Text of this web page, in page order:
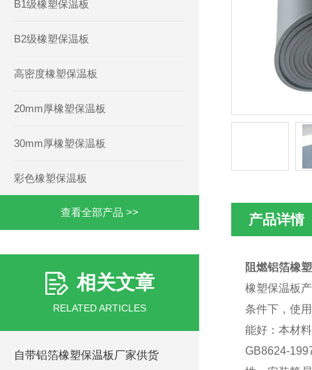
B1级橡塑保温板
B2级橡塑保温板
高密度橡塑保温板
20mm厚橡塑保温板
30mm厚橡塑保温板
彩色橡塑保温板
查看全部产品 >>
相关文章
RELATED ARTICLES
自带铝箔橡塑保温板厂家供货
产品详情
阻燃铝箔橡
橡塑保温板
条件下，使
能好：本材
GB8624-